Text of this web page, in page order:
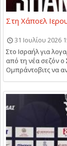
Στη Χάποελ
31 Ιουλίου 2026
Στο Ισραήλ για
από τη νέα σεζόν ο
Ομπράντοβιτς να